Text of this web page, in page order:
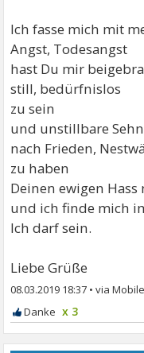
Ich fasse mich mit
Angst, Todesangst
hast Du mir
still, bedürfnislos
zu sein
und unstillbare
nach Frieden,
zu haben
Deinen ewigen
und ich finde mich
Ich darf sein.
Liebe Grüße
08.03.2019 18:37 •
x 3